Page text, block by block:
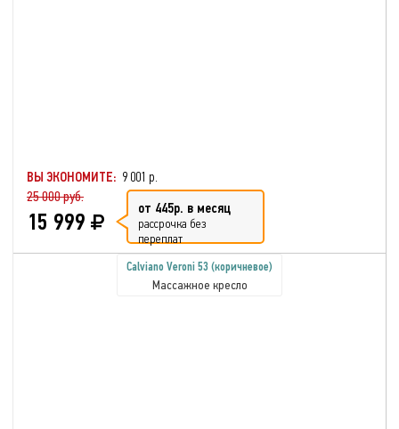
ВЫ ЭКОНОМИТЕ: 9 001 р.
25 000 руб.
15 999 от 445р. в месяц
рассрочка без
переплат
Calviano Veroni 53 (коричневое)
Массажное кресло